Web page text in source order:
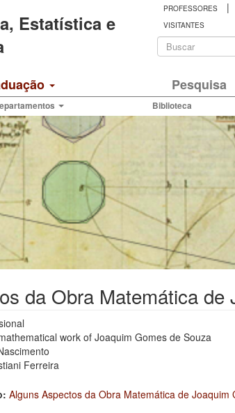
Estatística e
PROFESSORES |
VISITANTES
busca
Pesquisa
Biblioteca
da Obra Matemática
work of Joaquim Gomes de Souza
Ferreira
Alguns Aspectos da Obra Matemática de Joaquim